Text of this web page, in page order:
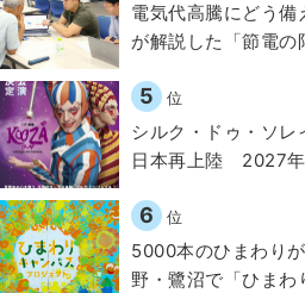
電気代高騰にどう備
が解説した「節電
5 位
シルク・ドゥ・ソレ
日本再上陸 2027年
6 位
5000本のひまわり
野・鷺沼で「ひまわ